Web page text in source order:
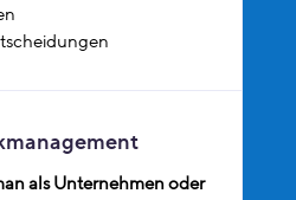
als Unternehmen oder